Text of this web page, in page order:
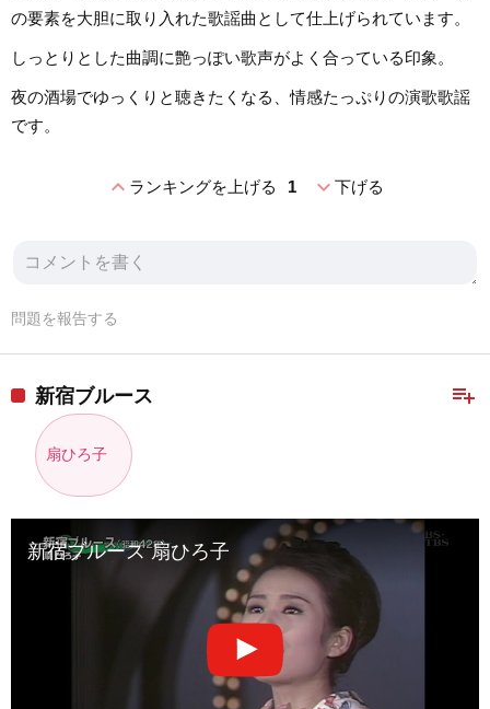
の要素を大胆に取り入れた歌謡曲として仕上げられています。
しっとりとした曲調に艶っぽい歌声がよく合っている印象。
夜の酒場でゆっくりと聴きたくなる、情感たっぷりの演歌歌謡
です。
expand_lessランキングを上げる 1 expand_more下げる
問題を報告する
playlist_add
新宿ブルース
扇ひろ子
新宿ブルース 扇ひろ子